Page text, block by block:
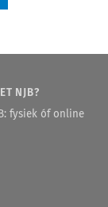
NJB?
fysiek óf online